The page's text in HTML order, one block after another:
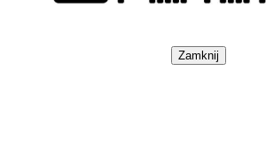
Zamknij